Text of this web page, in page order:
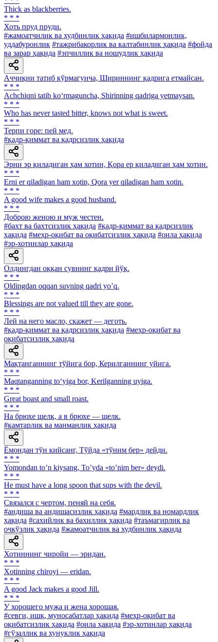
Thick as blackberries.
* * *
Хоть пруд пруди.
#жамоатчилик ва худбинлик ҳақида #ишбилармонлик,
уддабуронлик #тажрибакорлик ва калтабинлик ҳақида #фойда
ва зарар ҳақида #эпчиллик ва ношудлик ҳақида
Аччиқни татиб кўрмагунча, Шириннинг қадрига етмайсан.
* * *
Achchiqni tatib ko‘rmaguncha, Shirinning qadriga yetmaysan.
* * *
Who has never tasted bitter, knows not what is sweet.
* * *
Терпи горе: пей мед.
#қадр-қиммат ва қадрсизлик ҳақида
Эрни эр қиладиган ҳам хотин, Қора ер қиладиган ҳам хотин.
* * *
Erni er qiladigan ham xotin, Qora yer qiladigan ham xotin.
* * *
A good wife makes a good husband.
* * *
Доброю женою и муж честен.
#бахт ва бахтсизлик ҳақида #қадр-қиммат ва қадрсизлик
ҳақида #меҳр-оқибат ва оқибатсизлик ҳақида #оила ҳақида
#эр-хотинлар ҳақида
Олдингдан оққан сувнинг қадри йўқ.
* * *
Oldingdan oqqan suvning qadri yoʼq.
* * *
Blessings are not valued till they are gone.
* * *
Лей на него масло, скажет — деготь.
#қадр-қиммат ва қадрсизлик ҳақида #меҳр-оқибат ва
оқибатсизлик ҳақида
Мақтанганнинг тўйига бор, Керилганнинг уйига.
* * *
Maqtanganning to‘yiga bor, Kerilganning uyiga.
* * *
Great boast and small roast.
* * *
Ha брюхе шелк, a в брюхе — щелк.
#камтарлик ва манманлик ҳақида
Ёмондан тўн кийсанг, Тўйда «тўним бер» дейди.
* * *
Yomondan toʼn kiysang, Toʼyda «toʼnim ber» deydi.
* * *
Не must have a long spoon that sups with the devil.
* * *
Связался с чертом, пеняй на себя.
#андиша ва андишасизлик ҳақида #мардлик ва номардлик
ҳақида #сахийлик ва бахиллик ҳақида #таъмагирлик ва
очкўзлик ҳақида #жамоатчилик ва худбинлик ҳақида
Хотиннинг чиройи — эридан.
* * *
Xotinning chiroyi — eridan.
* * *
A good Jack makes a good Jill.
* * *
У хорошего мужа и жена хорошая.
#севги, ишқ, муносабатлар ҳақида #меҳр-оқибат ва
оқибатсизлик ҳақида #оила ҳақида #эр-хотинлар ҳақида
#гўзаллик ва хунуклик ҳақида